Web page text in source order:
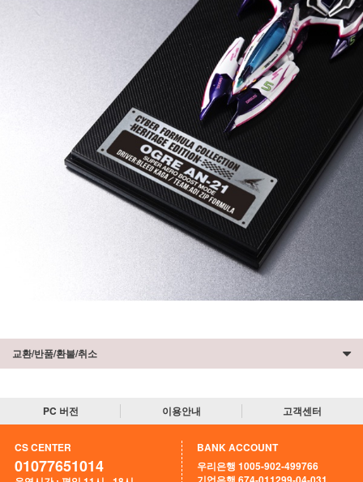
교환/반품/환불/취소
PC 버전 이용안내 고객센터
CS CENTER
01077651014
BANK ACCOUNT
우리은행 1005-902-499766